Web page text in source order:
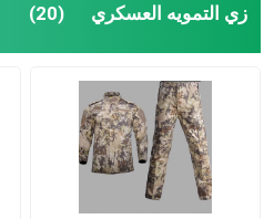
زي التمويه العسكري (20)